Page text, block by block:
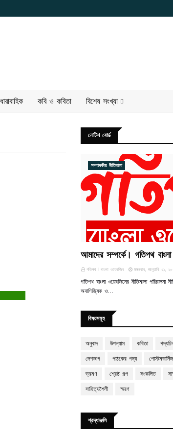
ধারাবাহিক কবি ও কবিতা বিশেষ সংখ্যা
নোটিশ বোর্ড
সম্পাদকীয় নীতিমালা
আমাদের সম্পর্কে। গতিপথ বাংলা
গতিপথ ꘡ বাংলা ওয়েবজিন মঙ্গলবার, জানুয়ারি ২১,
গতিপথ বাংলা ওয়েবজিনের নীতিমালা
অবাণিজ্যিক ও…
বিষয়সমূহ
অনুবাদ উপন্যাস কবিতা
দেশভাগ পাঠকের গদ্য
ভ্রমণ শ্রেষ্ঠ গল্প সংকলিত
সাহিত্যশৈলী স্মরণ
শ্রদ্ধাঞ্জলি